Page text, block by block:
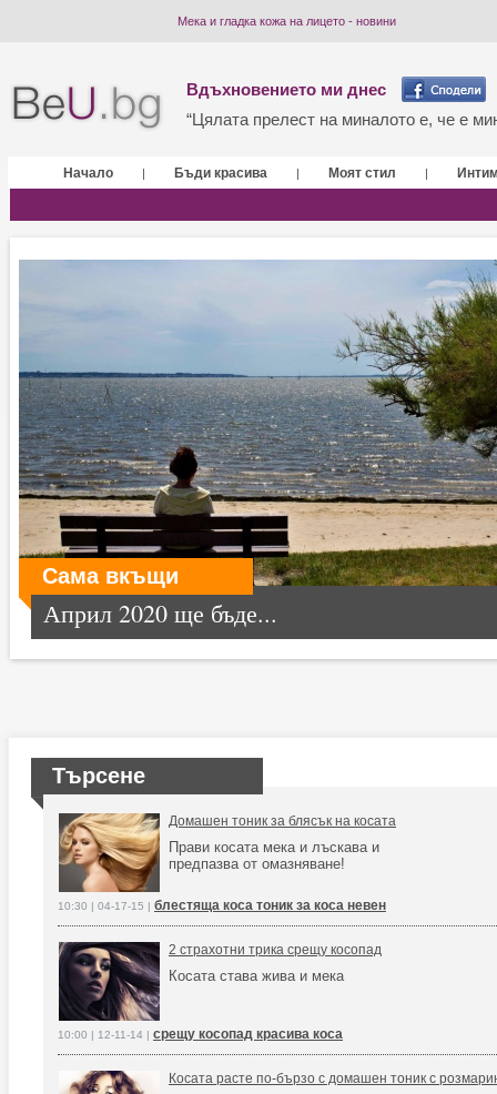
Мека и гладка кожа на лицето - новини
Вдъхновението ми днес
“Цялата прелест на миналото е, че е
Начало | Бъди красива | Моят стил |
Сама вкъщи
Април 2020 ще бъде...
Търсене
Домашен тоник за блясък на косата
Прави косата мека и лъскава и
предпазва от омазняване!
10:30 | 04-17-15 | блестяща коса тоник за коса невен
2 страхотни трика срещу косопад
Косата става жива и мека
10:00 | 12-11-14 | срещу косопад красива коса
Косата расте по-бързо с домашен тоник с